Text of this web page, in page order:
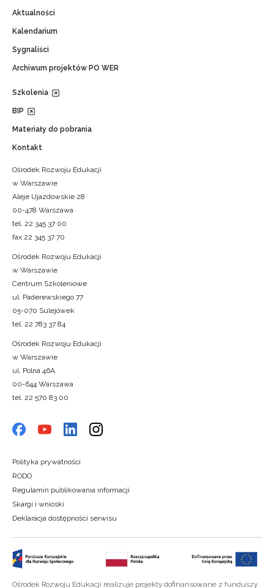
Aktualności
Kalendarium
Sygnaliści
Archiwum projektów PO WER
Szkolenia
BIP
Materiały do pobrania
Kontakt
Ośrodek Rozwoju Edukacji
w Warszawie
Aleje Ujazdowskie 28
00-478 Warszawa
tel. 22 345 37 00
fax 22 345 37 70
Ośrodek Rozwoju Edukacji
w Warszawie
Centrum Szkoleniowe
ul. Paderewskiego 77
05-070 Sulejówek
tel. 22 783 37 84
Ośrodek Rozwoju Edukacji
w Warszawie
ul. Polna 46A
00-644 Warszawa
tel. 22 570 83 00
Polityka prywatności
RODO
Regulamin publikowania informacji
Skargi i wnioski
Deklaracja dostępności serwisu
Ośrodek Rozwoju Edukacji realizuje projekty dofinansowane z funduszy